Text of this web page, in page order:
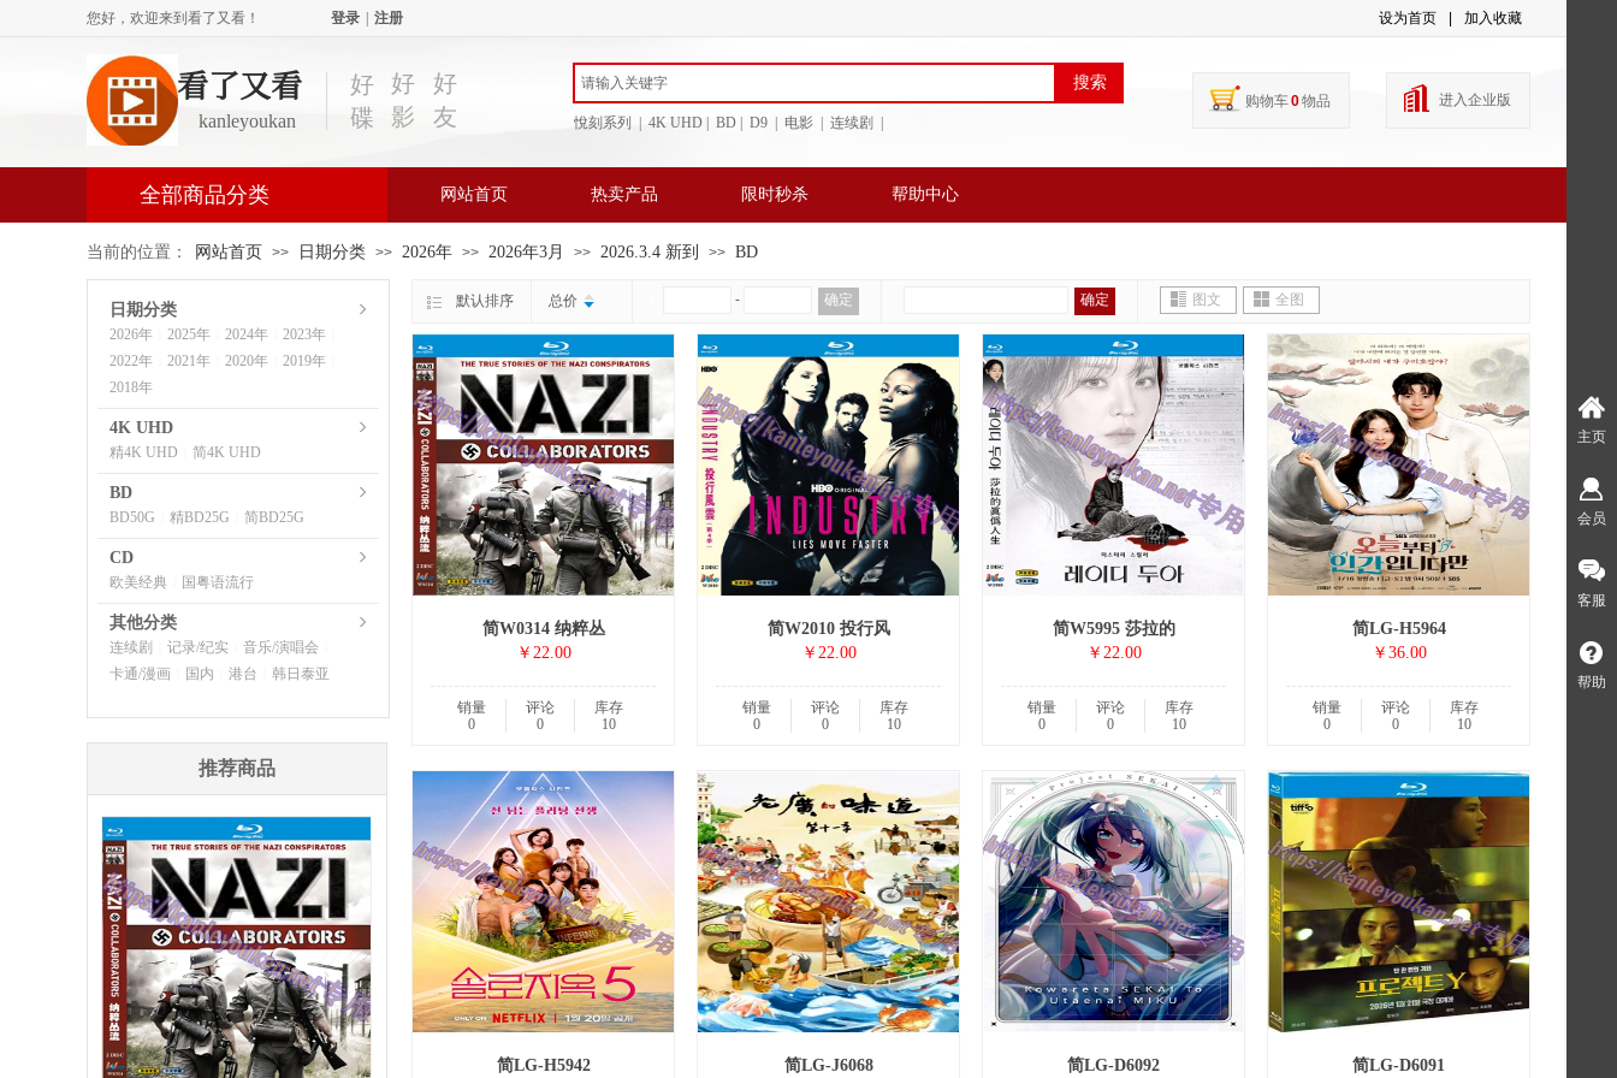
您好，欢迎来到看了又看！ 登录 注册 设为首页 加入收藏
好
碟
好
影
好
友
悅刻系列 | 4K UHD | BD | D9 | 电影 | 连续剧 |
购物车0物品 进入企业版
看了又看
kanleyoukan
搜索
全部商品分类 网站首页 热卖产品 限时秒杀 帮助中心
当前的位置： 网站首页 >> 日期分类 >> 2026年 >> 2026年3月 >> 2026.3.4 新到 >> BD
默认排序 总价 - 确定 确定 图文 全图
简W0314 纳粹丛
￥22.00
销量
0
评论
0
库存
10
简W2010 投行风
￥22.00
销量
0
评论
0
库存
10
简W5995 莎拉的
￥22.00
销量
0
评论
0
库存
10
简LG-H5964
￥36.00
销量
0
评论
0
库存
10
简LG-H5942 简LG-J6068 简LG-D6092 简LG-D6091
日期分类
2026年 2025年 2024年 2023年
2022年 2021年 2020年 2019年
2018年
4K UHD
精4K UHD 简4K UHD
BD
BD50G 精BD25G 简BD25G
CD
欧美经典 国粤语流行
其他分类
连续剧 记录/纪实 音乐/演唱会
卡通/漫画 国内 港台 韩日泰亚
推荐商品
主页
会员
客服
帮助